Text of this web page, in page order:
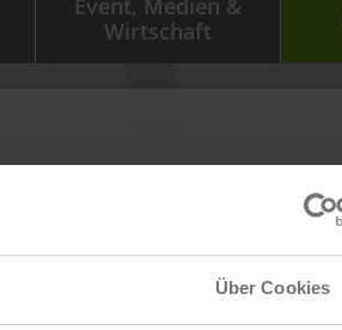
Über Cookies
Wirtschaft